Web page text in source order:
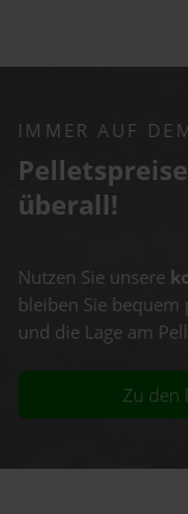
IMMER AUF
überall!
Nutzen Sie unsere
bleiben Sie bequem
und die Lage am
Zu den